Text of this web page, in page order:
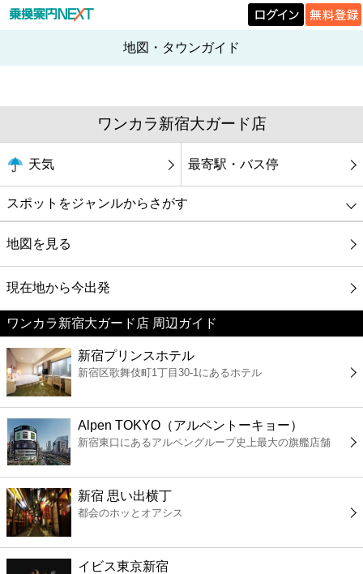
地図・タウンガイド
ワンカラ新宿大ガード店
天気 最寄駅・バス停
スポットをジャンルからさがす
グルメ
映画
美容
コンビニ
薬局
スーパー
エンタメ
レジャー
地図を見る
現在地から今出発
ワンカラ新宿大ガード店 周辺ガイド
新宿プリンスホテル
新宿区歌舞伎町1丁目30-1にあるホテル
Alpen TOKYO（アルペントーキョー）
新宿東口にあるアルペングループ史上最大の旗艦店舗
新宿 思い出横丁
都会のホッとオアシス
イビス東京新宿